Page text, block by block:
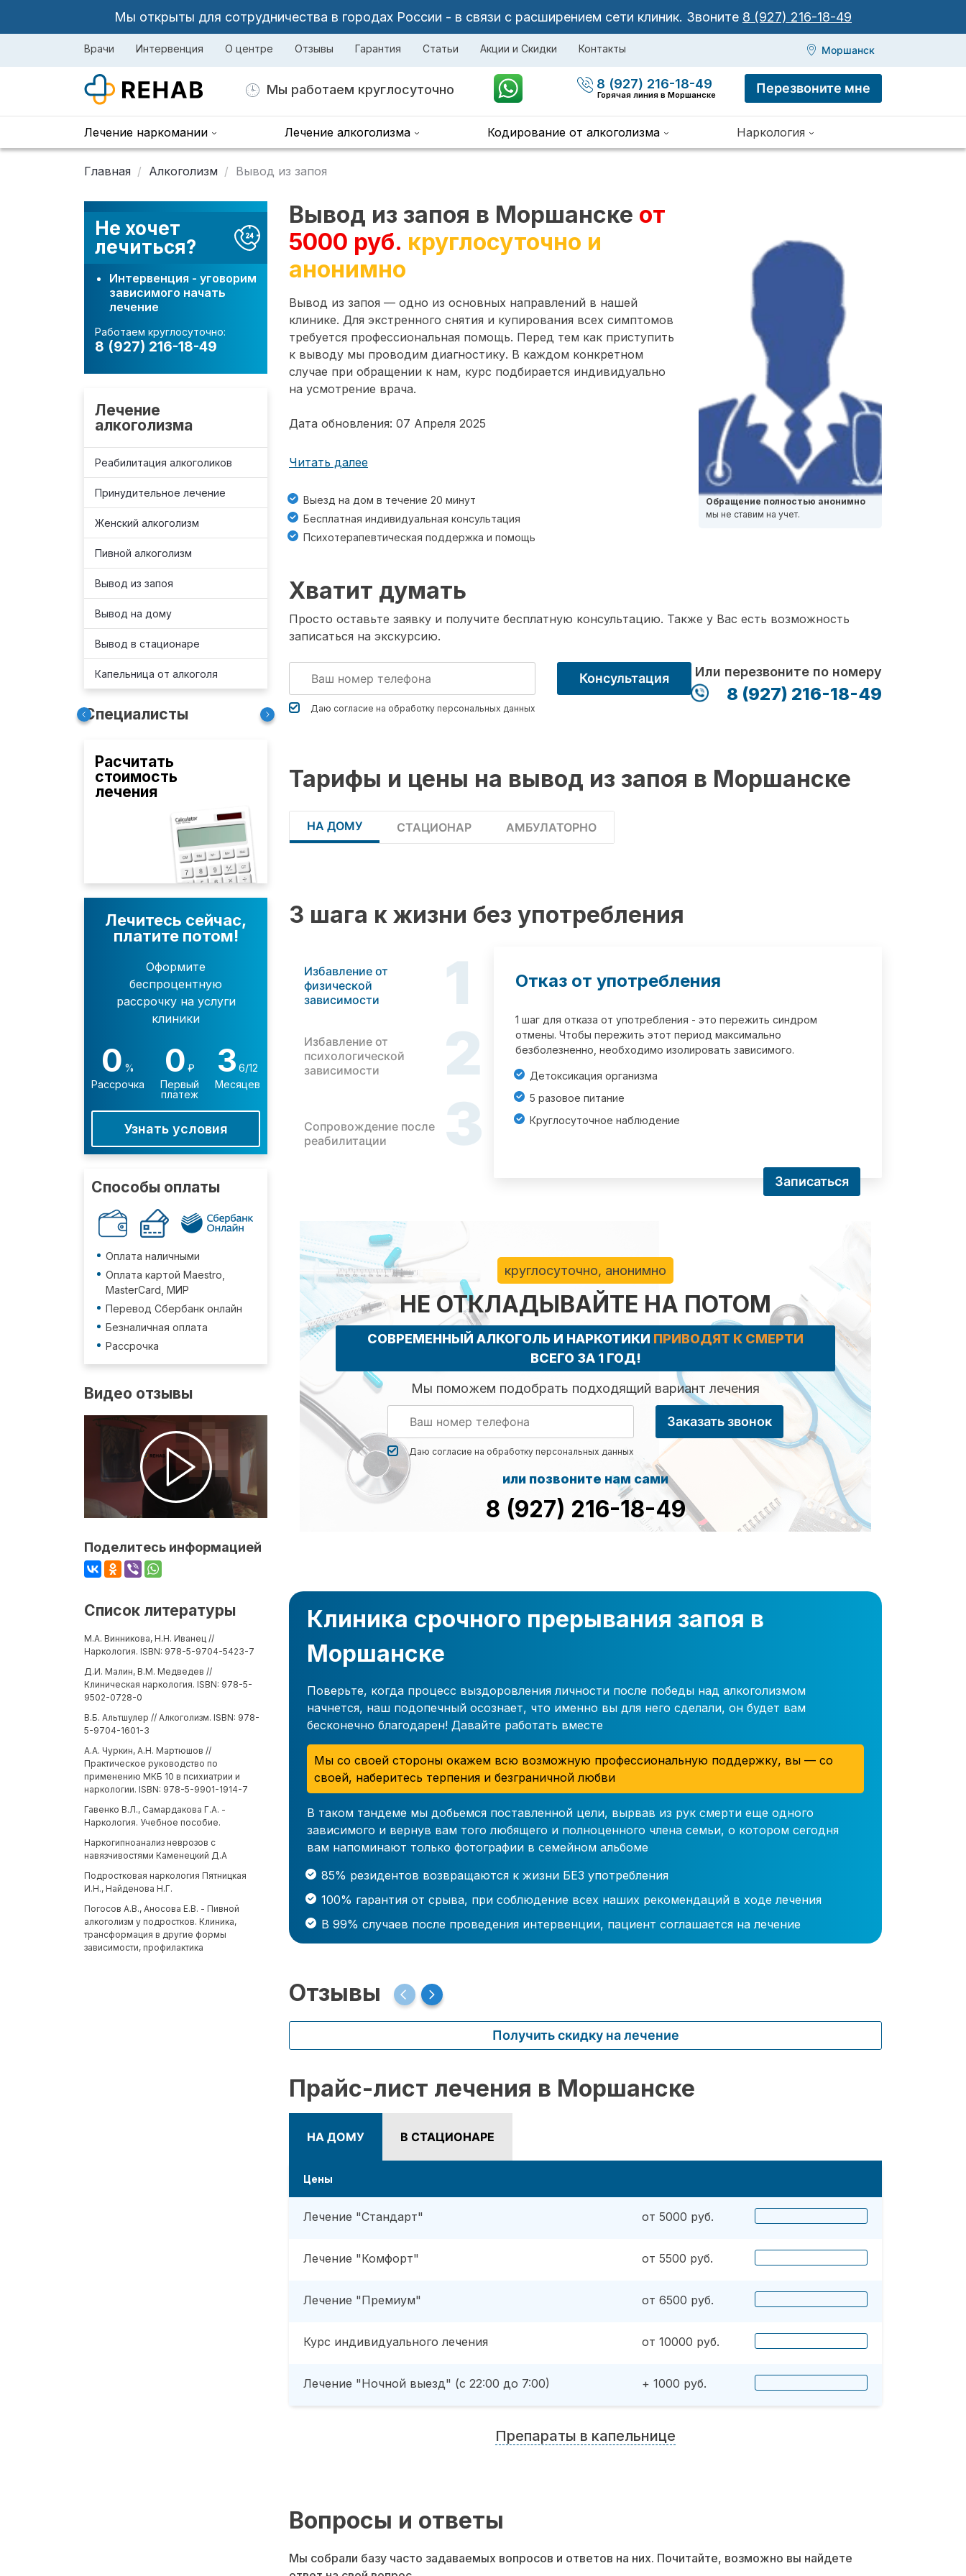
Мы открыты для сотрудничества в городах России - в связи с расширением сети клиник. Звоните 8 (927) 216-18-49
Врачи Интервенция О центре Отзывы Гарантия Статьи Акции и Скидки Контакты Моршанск
Мы работаем круглосуточно 8 (927) 216-18-49
Горячая линия в Моршанске Перезвоните мне
Лечение наркомании Лечение алкоголизма Кодирование от алкоголизма Наркология
Главная Алкоголизм Вывод из запоя
Не хочет
лечиться?
Интервенция - уговорим
зависимого начать
лечение
Работаем круглосуточно:
8 (927) 216-18-49
Лечение
алкоголизма
Реабилитация алкоголиков
Принудительное лечение
Женский алкоголизм
Пивной алкоголизм
Вывод из запоя
Вывод на дому
Вывод в стационаре
Капельница от алкоголя
Специалисты
Расчитать
стоимость
лечения
Лечитесь сейчас,
платите потом!
Оформите
беспроцентную
рассрочку на услуги
клиники
0 %
Рассрочка
0 ₽
Первый
платеж
3 6/12
Месяцев
Узнать условия
Способы оплаты
Оплата наличными
Оплата картой Maestro,
MasterCard, МИР
Перевод Сбербанк онлайн
Безналичная оплата
Рассрочка
Видео отзывы
Поделитесь информацией
Список литературы
М.А. Винникова, Н.Н. Иванец //
Наркология. ISBN: 978-5-9704-5423-7
Д.И. Малин, В.М. Медведев //
Клиническая наркология. ISBN: 978-5-
9502-0728-0
В.Б. Альтшулер // Алкоголизм. ISBN: 978-
5-9704-1601-3
А.А. Чуркин, А.Н. Мартюшов //
Практическое руководство по
применению МКБ 10 в психиатрии и
наркологии. ISBN: 978-5-9901-1914-7
Гавенко В.Л., Самардакова Г.А. -
Наркология. Учебное пособие.
Наркогипноанализ неврозов с
навязчивостями Каменецкий Д.А
Подростковая наркология Пятницкая
И.Н., Найденова Н.Г.
Погосов А.В., Аносова Е.В. - Пивной
алкоголизм у подростков. Клиника,
трансформация в другие формы
зависимости, профилактика
Вывод из запоя в Моршанске от
5000 руб. круглосуточно и
анонимно
Вывод из запоя — одно из основных направлений в нашей
клинике. Для экстренного снятия и купирования всех симптомов
требуется профессиональная помощь. Перед тем как приступить
к выводу мы проводим диагностику. В каждом конкретном
случае при обращении к нам, курс подбирается индивидуально
на усмотрение врача.
Дата обновления: 07 Апреля 2025
Читать далее
Выезд на дом в течение 20 минут
Бесплатная индивидуальная консультация
Психотерапевтическая поддержка и помощь
Обращение полностью анонимно
мы не ставим на учет.
Хватит думать
Просто оставьте заявку и получите бесплатную консультацию. Также у Вас есть возможность
записаться на экскурсию.
Даю согласие на обработку персональных данных
Консультация Или перезвоните по номеру
8 (927) 216-18-49
Тарифы и цены на вывод из запоя в Моршанске
НА ДОМУ СТАЦИОНАР АМБУЛАТОРНО
3 шага к жизни без употребления
Избавление от
физической
зависимости
1
Избавление от
психологической
зависимости
2
Сопровождение после
реабилитации
3
Отказ от употребления
1 шаг для отказа от употребления - это пережить синдром
отмены. Чтобы пережить этот период максимально
безболезненно, необходимо изолировать зависимого.
Детоксикация организма
5 разовое питание
Круглосуточное наблюдение
Записаться
круглосуточно, анонимно
НЕ ОТКЛАДЫВАЙТЕ НА ПОТОМ
СОВРЕМЕННЫЙ АЛКОГОЛЬ И НАРКОТИКИ ПРИВОДЯТ К СМЕРТИ
ВСЕГО ЗА 1 ГОД!
Мы поможем подобрать подходящий вариант лечения
Даю согласие на обработку персональных данных
Заказать звонок
или позвоните нам сами
8 (927) 216-18-49
Клиника срочного прерывания запоя в
Моршанске
Поверьте, когда процесс выздоровления личности после победы над алкоголизмом
начнется, наш подопечный осознает, что именно вы для него сделали, он будет вам
бесконечно благодарен! Давайте работать вместе
Мы со своей стороны окажем всю возможную профессиональную поддержку, вы — со
своей, наберитесь терпения и безграничной любви
В таком тандеме мы добьемся поставленной цели, вырвав из рук смерти еще одного
зависимого и вернув вам того любящего и полноценного члена семьи, о котором сегодня
вам напоминают только фотографии в семейном альбоме
85% резидентов возвращаются к жизни БЕЗ употребления
100% гарантия от срыва, при соблюдение всех наших рекомендаций в ходе лечения
В 99% случаев после проведения интервенции, пациент соглашается на лечение
Отзывы
Получить скидку на лечение
Прайс-лист лечения в Моршанске
НА ДОМУ В СТАЦИОНАРЕ
Цены
Лечение "Стандарт" от 5000 руб.
Лечение "Комфорт" от 5500 руб.
Лечение "Премиум" от 6500 руб.
Курс индивидуального лечения от 10000 руб.
Лечение "Ночной выезд" (с 22:00 до 7:00) + 1000 руб.
Препараты в капельнице
Вопросы и ответы
Мы собрали базу часто задаваемых вопросов и ответов на них. Почитайте, возможно вы найдете